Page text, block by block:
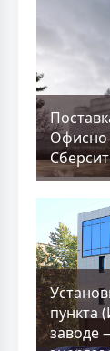
пункта
заводе